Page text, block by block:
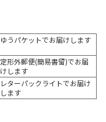
ゆうパケットでお届けします
定形外郵便(簡易書留)でお届
けします
レターパックライトでお届け
します